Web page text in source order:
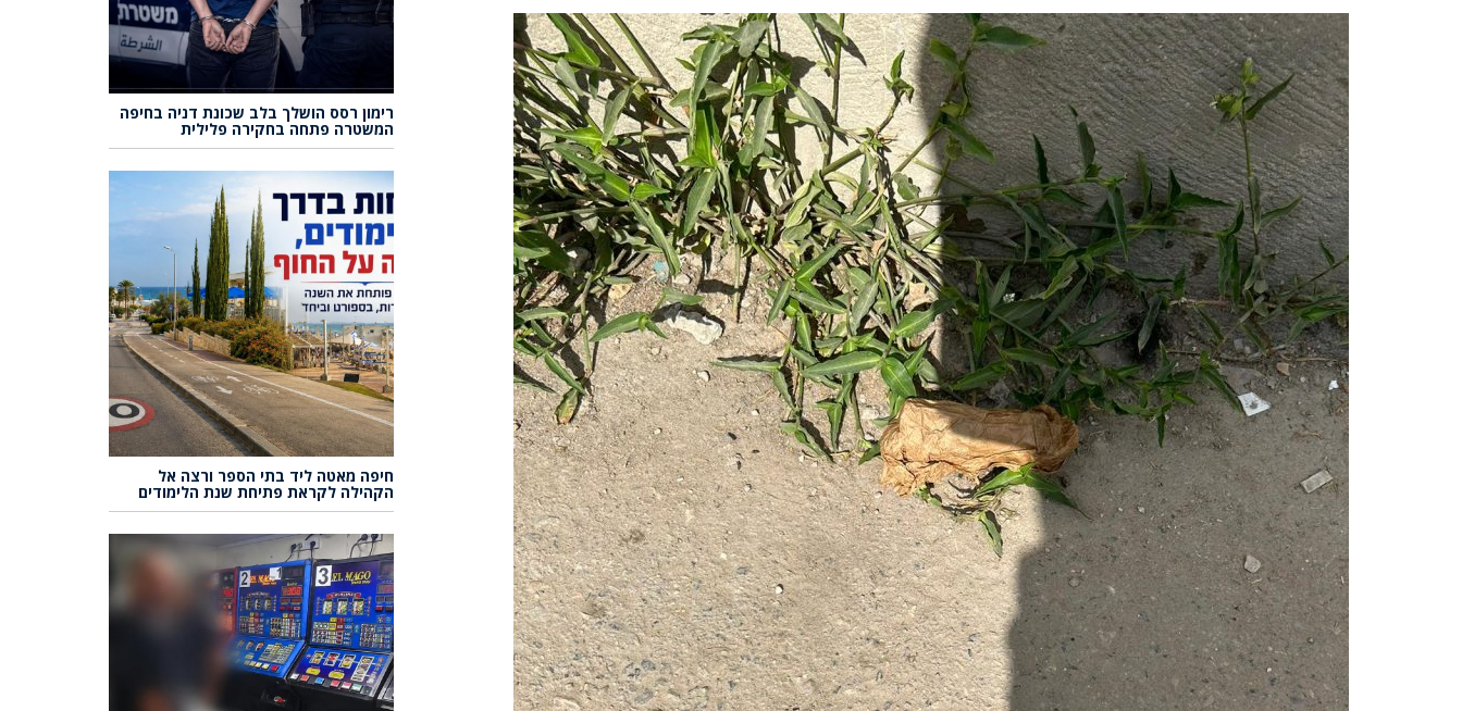
רימון רסס הושלך בלב שכונת דניה בחיפה
המשטרה פתחה בחקירה פלילית
חיפה מאטה ליד בתי הספר ורצה אל
הקהילה לקראת פתיחת שנת הלימודים